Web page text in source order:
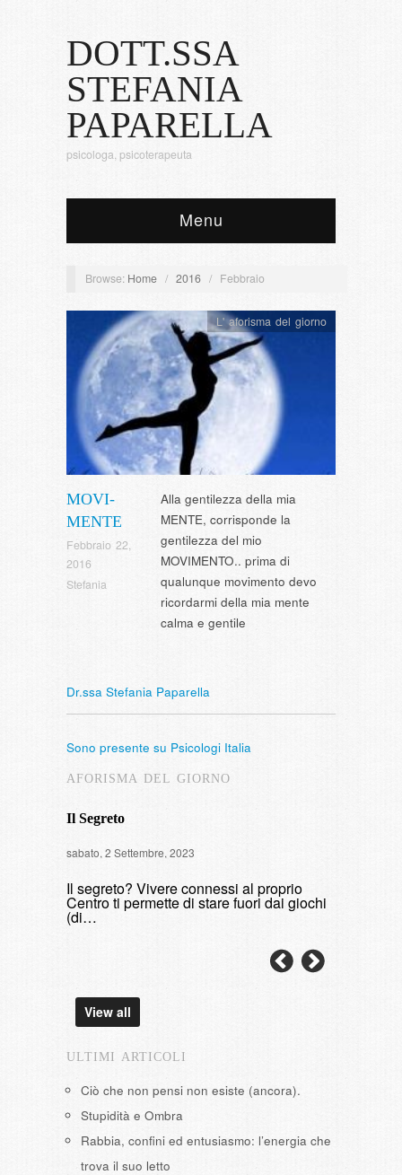
DOTT.SSA
STEFANIA
PAPARELLA
psicologa, psicoterapeuta
Menu
Browse: Home / 2016 / Febbraio
MOVI-
MENTE
Febbraio 22,
2016
Stefania
L' aforisma del giorno
Alla gentilezza della mia
MENTE, corrisponde la
gentilezza del mio
MOVIMENTO.. prima di
qualunque movimento devo
ricordarmi della mia mente
calma e gentile
Dr.ssa Stefania Paparella
Sono presente su Psicologi Italia
AFORISMA DEL GIORNO
Il Segreto
sabato, 2 Settembre, 2023
Il segreto? Vivere connessi al proprio
Centro ti permette di stare fuori dai giochi
(di…
View all
ULTIMI ARTICOLI
Ciò che non pensi non esiste (ancora).
Stupidità e Ombra
Rabbia, confini ed entusiasmo: l’energia che
trova il suo letto